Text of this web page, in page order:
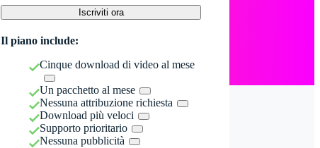
Iscriviti ora
Il piano include:
Cinque download di video al mese
Un pacchetto al mese
Nessuna attribuzione richiesta
Download più veloci
Supporto prioritario
Nessuna pubblicità